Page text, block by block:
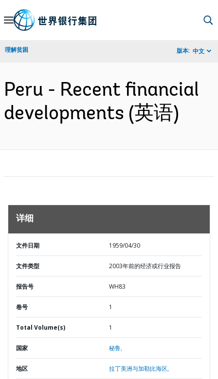
Skip
Navigation
理解贫困 版本: 中文
Peru - Recent financial
developments (英语)
详细
文件日期 1959/04/30
文件类型 2003年前的经济或行业报告
报告号 WH83
卷号 1
Total Volume(s) 1
国家 秘鲁,
地区 拉丁美洲与加勒比海区,